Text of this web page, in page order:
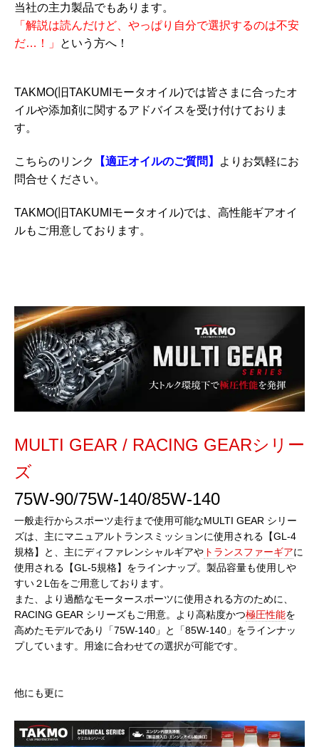
当社の主力製品でもあります。
「解説は読んだけど、やっぱり自分で選択するのは不安
だ…！」
という方へ！
TAKMO(旧TAKUMIモータオイル)では皆さまに合ったオ
イルや添加剤に関するアドバイスを受け付けておりま
す。
こちらのリンク 【適正オイルのご質問】
よりお気軽にお
問合せください。
TAKMO(旧TAKUMIモータオイル)では、高性能ギアオイ
ルもご用意しております。
MULTI GEAR / RACING GEARシリー
ズ
75W-90/75W-140/85W-140
一般走行からスポーツ走行まで使用可能なMULTI GEAR シリー
ズは、主にマニュアルトランスミッションに使用される【GL-4
規格】と、主にディファレンシャルギアや トランスファーギアに
使用される【GL-5規格】をラインナップ。製品容量も使用しや
すい２L缶をご用意しております。
また、より過酷なモータースポーツに使用される方のために、
RACING GEAR シリーズもご用意。より高粘度かつ極圧性能を
高めたモデルであり「75W-140」と「85W-140」をラインナッ
プしています。用途に合わせての選択が可能です。
他にも更に